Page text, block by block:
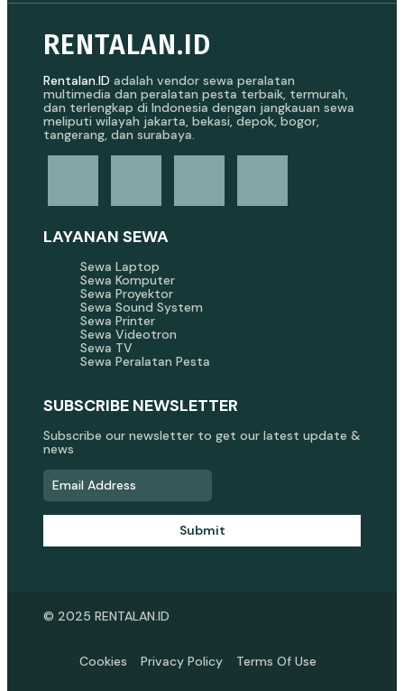
RENTALAN.ID
Rentalan.ID adalah vendor sewa peralatan
multimedia dan peralatan pesta terbaik, termurah,
dan terlengkap di Indonesia dengan jangkauan sewa
meliputi wilayah jakarta, bekasi, depok, bogor,
tangerang, dan surabaya.
LAYANAN SEWA
Sewa Laptop
Sewa Komputer
Sewa Proyektor
Sewa Sound System
Sewa Printer
Sewa Videotron
Sewa TV
Sewa Peralatan Pesta
SUBSCRIBE NEWSLETTER
Subscribe our newsletter to get our latest update &
news
Submit
© 2025 RENTALAN.ID
Cookies Privacy Policy Terms Of Use